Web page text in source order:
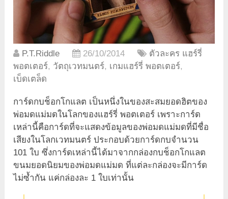
P.T.Riddle 26/10/2014
ตัวละคร แฮร์รี่
พอตเตอร์, วัตถุเวทมนตร์, เกมแฮร์รี่ พอตเตอร์,
เบ็ดเตล็ด
การ์ดกบช็อกโกแลต เป็นหนึ่งในของสะสมยอดฮิตของ
พ่อมดแม่มดในโลกของแฮร์รี่ พอตเตอร์ เพราะการ์ด
เหล่านี้คือการ์ดที่จะแสดงข้อมูลของพ่อมดแม่มดที่มีชื่อ
เสียงในโลกเวทมนตร์ ประกอบด้วยการ์ดกบจำนวน
101 ใบ ซึ่งการ์ดเหล่านี้ได้มาจากกล่องกบช็อกโกแลต
ขนมยอดนิยมของพ่อมดแม่มด ที่แต่ละกล่องจะมีการ์ด
ไม่ซ้ำกัน แค่กล่องละ 1 ใบเท่านั้น